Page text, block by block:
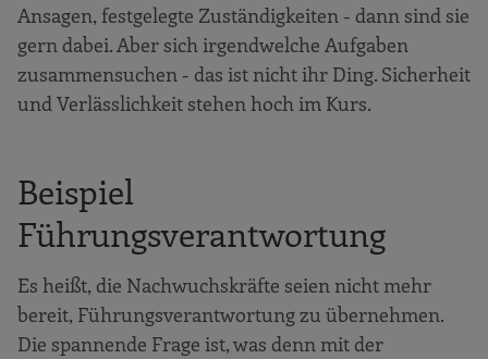
Ansagen, festgelegte Zuständigkeiten - dann sind sie
gern dabei. Aber sich irgendwelche Aufgaben
zusammensuchen - das ist nicht ihr Ding. Sicherheit
und Verlässlichkeit stehen hoch im Kurs.
Beispiel
Führungsverantwortung
Es heißt, die Nachwuchskräfte seien nicht mehr
bereit, Führungsverantwortung zu übernehmen.
Die spannende Frage ist, was denn mit der